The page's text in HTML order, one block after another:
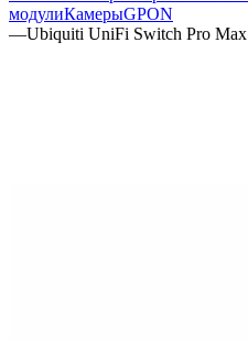
модулиКамерыGPON
—Ubiquiti UniFi Switch Pro Max